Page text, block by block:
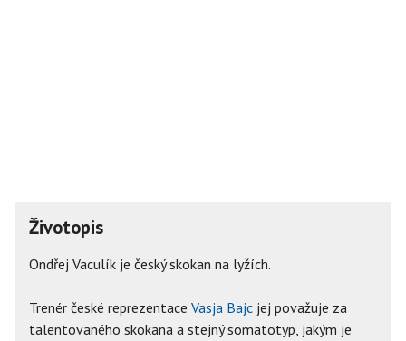
Životopis
Ondřej Vaculík je český skokan na lyžích.
Trenér české reprezentace Vasja Bajc jej považuje za
talentovaného skokana a stejný somatotyp, jakým je